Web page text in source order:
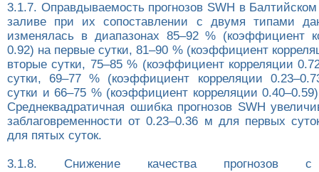
3.1.7. Оправдываемость прогнозов SWH в
заливе при их сопоставлении с двумя типами
изменялась в диапазонах 85–92 % (коэффициент
0.92) на первые сутки, 81–90 % (коэффициент
вторые сутки, 75–85 % (коэффициент корреляции
сутки, 69–77 % (коэффициент корреляции
сутки и 66–75 % (коэффициент корреляции
Среднеквадратичная ошибка прогнозов SWH
заблаговременности от 0.23–0.36 м для первых
для пятых суток.
3.1.8. Снижение качества прогнозов с